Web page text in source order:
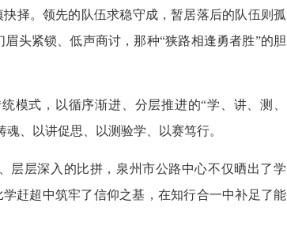
择。领先的队伍求稳守成，暂居落后的队伍则孤
头紧锁、低声商讨，那种“狭路相逢勇者胜”的胆
模式，以循序渐进、分层推进的“学、讲、测、
、以讲促思、以测验学、以赛笃行。
层层深入的比拼，泉州市公路中心不仅晒出了学
赶超中筑牢了信仰之基，在知行合一中补足了能